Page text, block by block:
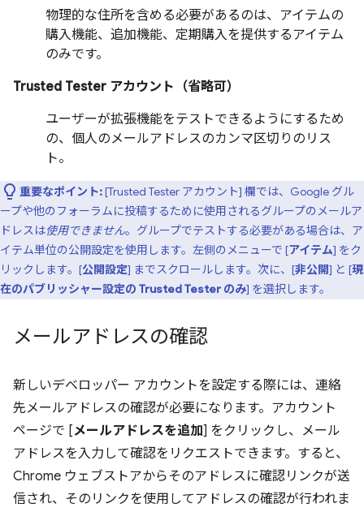
物理的な住所を含める必要があるのは、アイテムの
購入機能、追加機能、定期購入を提供するアイテム
のみです。
Trusted Tester アカウント（省略可）
ユーザーが拡張機能をテストできるようにするため
の、個人のメールアドレスのカンマ区切りのリス
ト。
重要なポイント:[Trusted Tester アカウント] 欄では、Google グル
ープや他のフォーラムに投稿するために使用されるグループのメールア
ドレスは使用できません。グループでテストする必要がある場合は、ア
イテム単位の公開設定を使用します。左側のメニューで [アイテム] をク
リックします。[公開設定] までスクロールします。次に、[非公開] と [現
在のパブリッシャー設定の Trusted Tester のみ] を選択します。
メールアドレスの確認
新しいデベロッパー アカウントを設定する際には、連絡
先メールアドレスの確認が必要になります。アカウント
ページで [メールアドレスを追加] をクリックし、メール
アドレスを入力して確認をリクエストできます。すると、
Chrome ウェブストアからそのアドレスに確認リンクが送
信され、そのリンクを使用してアドレスの確認が行われま